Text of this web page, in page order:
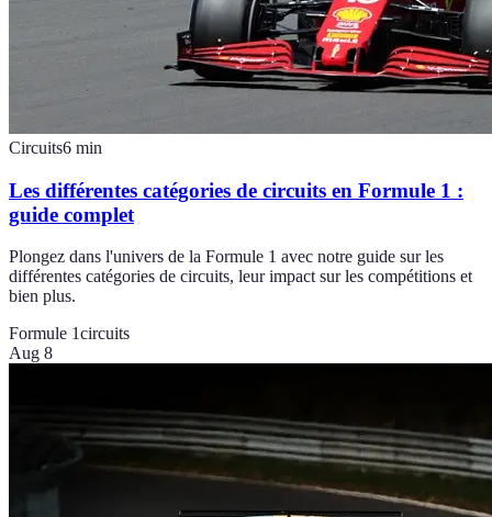
Circuits6 min
Les différentes catégories de circuits en Formule 1 :
guide complet
Plongez dans l'univers de la Formule 1 avec notre guide sur les
différentes catégories de circuits, leur impact sur les compétitions et
bien plus.
Formule 1circuits
Aug 8